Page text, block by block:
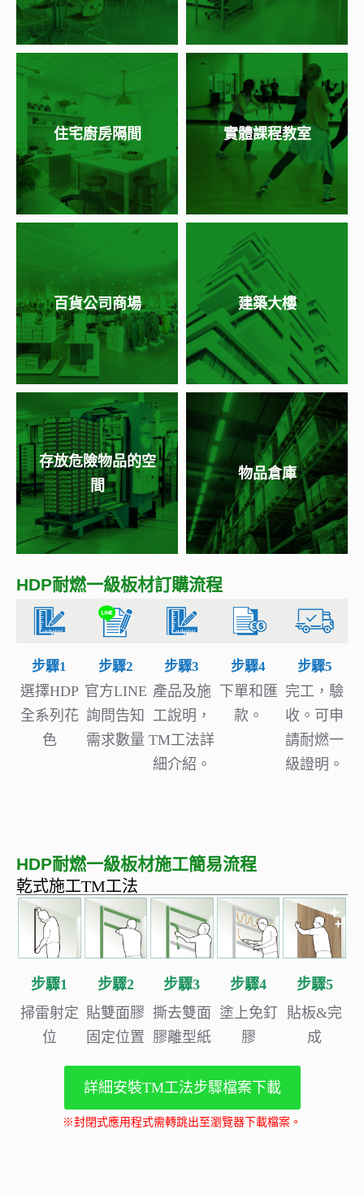
住宅廚房隔間 實體課程教室
百貨公司商場 建築大樓
存放危險物品的空
間
物品倉庫
HDP耐燃一級板材訂購流程
步驟1
選擇HDP
全系列花
色
步驟2
官方LINE
詢問告知
需求數量
步驟3
產品及施
工說明，
TM工法詳
細介紹。
步驟4
下單和匯
款。
步驟5
完工，驗
收。可申
請耐燃一
級證明。
HDP耐燃一級板材施工簡易流程
乾式施工TM工法
步驟1
掃雷射定
位
步驟2
貼雙面膠
固定位置
步驟3
撕去雙面
膠離型紙
步驟4
塗上免釘
膠
步驟5
貼板&完
成
詳細安裝TM工法步驟檔案下載
※封閉式應用程式需轉跳出至瀏覽器下載檔案。